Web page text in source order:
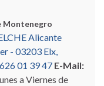
Montenegro
Alicante
- 03203 Elx,
626 01 39 47 E-Mail:
a Viernes de